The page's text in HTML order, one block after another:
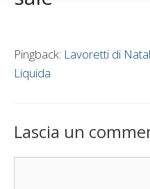
Pingback: Lavoretti di
Liquida
Lascia un